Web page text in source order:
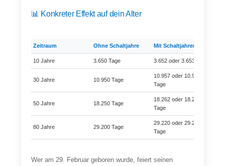
📊 Konkreter Effekt auf dein Alter
Zeitraum Ohne Schaltjahre Mit Schaltjahren
10 Jahre 3.650 Tage 3.652 oder 3.653 Tage
30 Jahre 10.950 Tage
10.957 oder 10.958
Tage
50 Jahre 18.250 Tage
18.262 oder 18.263
Tage
80 Jahre 29.200 Tage
29.220 oder 29.221
Tage
Wer am 29. Februar geboren wurde, feiert seinen